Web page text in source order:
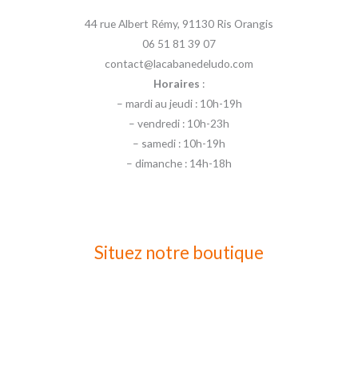
44 rue Albert Rémy, 91130 Ris Orangis
06 51 81 39 07
contact@lacabanedeludo.com
Horaires :
– mardi au jeudi : 10h-19h
– vendredi : 10h-23h
– samedi : 10h-19h
– dimanche : 14h-18h
Situez notre boutique